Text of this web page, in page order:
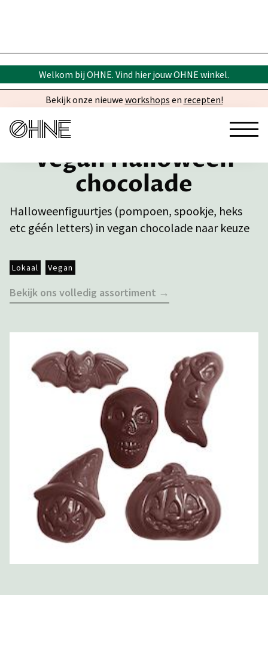
Welkom bij OHNE. Vind hier jouw OHNE winkel.
Bekijk onze nieuwe workshops en recepten!
Vegan Halloween
chocolade
Halloweenfiguurtjes (pompoen, spookje, heks
etc géén letters) in vegan chocolade naar keuze
Lokaal Vegan
Bekijk ons volledig assortiment →